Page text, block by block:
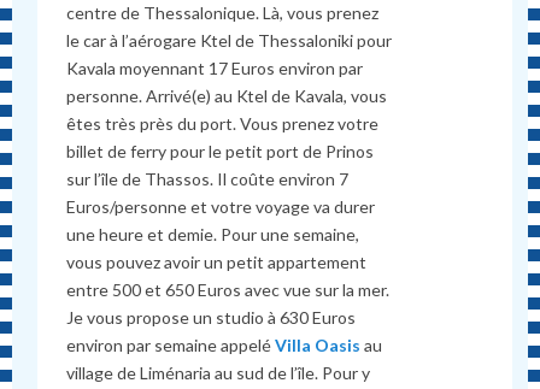
centre de Thessalonique. Là, vous prenez
le car à l’aérogare Ktel de Thessaloniki pour
Kavala moyennant 17 Euros environ par
personne. Arrivé(e) au Ktel de Kavala, vous
êtes très près du port. Vous prenez votre
billet de ferry pour le petit port de Prinos
sur l’île de Thassos. Il coûte environ 7
Euros/personne et votre voyage va durer
une heure et demie. Pour une semaine,
vous pouvez avoir un petit appartement
entre 500 et 650 Euros avec vue sur la mer.
Je vous propose un studio à 630 Euros
environ par semaine appeléVilla Oasis au
village de Liménaria au sud de l’île. Pour y